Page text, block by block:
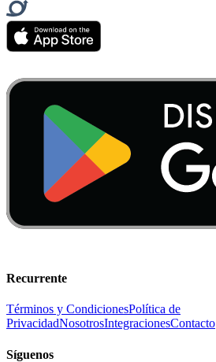
Recurrente
Términos y CondicionesPolítica de
PrivacidadNosotrosIntegracionesContacto
Síguenos